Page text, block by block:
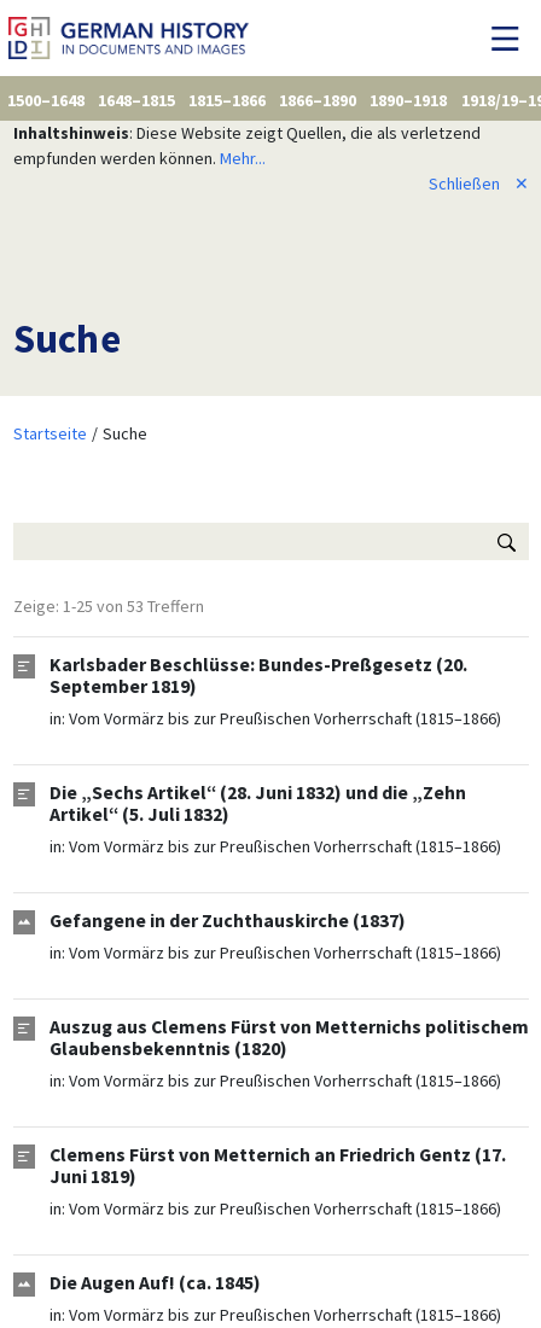
1500–1648 1648–1815 1815–1866 1866–1890 1890–1918
1918/
Inhaltshinweis: Diese Website zeigt Quellen, die als verletzend
empfunden werden können. Mehr...
Schließen
✕
Suche
Startseite Suche
Zeige: 1-25 von 53 Treffern
Karlsbader Beschlüsse: Bundes-Preßgesetz (20.
September 1819)
in: Vom Vormärz bis zur Preußischen Vorherrschaft (1815–1866)
Die „Sechs Artikel“ (28. Juni 1832) und die „Zehn
Artikel“ (5. Juli 1832)
in: Vom Vormärz bis zur Preußischen Vorherrschaft (1815–1866)
Gefangene in der Zuchthauskirche (1837)
in: Vom Vormärz bis zur Preußischen Vorherrschaft (1815–1866)
Auszug aus Clemens Fürst von Metternichs politischem
Glaubensbekenntnis (1820)
in: Vom Vormärz bis zur Preußischen Vorherrschaft (1815–1866)
Clemens Fürst von Metternich an Friedrich Gentz (17.
Juni 1819)
in: Vom Vormärz bis zur Preußischen Vorherrschaft (1815–1866)
Die Augen Auf! (ca. 1845)
in: Vom Vormärz bis zur Preußischen Vorherrschaft (1815–1866)